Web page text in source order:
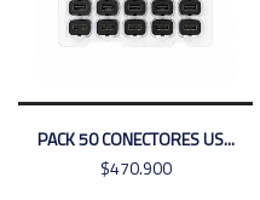
PACK 50 CONECTORES US...
$470.900